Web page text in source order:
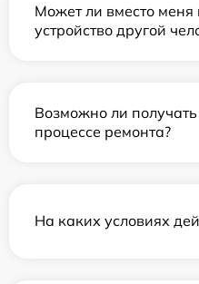
Может ли вместо меня
устройство другой
Возможно ли
процессе ремонта?
На каких условиях